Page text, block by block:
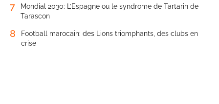
7
Mondial 2030: L’Espagne ou le syndrome de Tartarin de
Tarascon
8
Football marocain: des Lions triomphants, des clubs en
crise